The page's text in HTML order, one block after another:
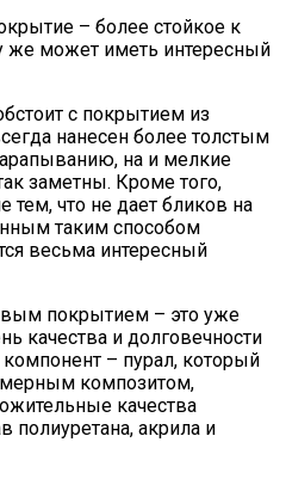
– более стойкое к
же может иметь интересный
с покрытием из
нанесен более толстым
на и мелкие
заметны. Кроме того,
что не дает бликов на
таким способом
весьма интересный
покрытием – это уже
качества и долговечности
– пурал, который
композитом,
качества
полиуретана, акрила и